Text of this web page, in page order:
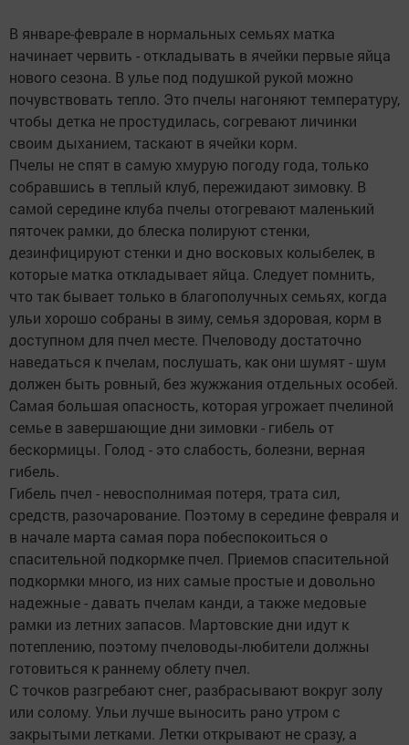
В январе-феврале в нормальных семьях матка
начинает червить - откладывать в ячейки первые яйца
нового сезона. В улье под подушкой рукой можно
почувствовать тепло. Это пчелы нагоняют температуру,
чтобы детка не простудилась, согревают личинки
своим дыханием, таскают в ячейки корм.
Пчелы не спят в самую хмурую погоду года, только
собравшись в теплый клуб, пережидают зимовку. В
самой середине клуба пчелы отогревают маленький
пяточек рамки, до блеска полируют стенки,
дезинфицируют стенки и дно восковых колыбелек, в
которые матка откладывает яйца. Следует помнить,
что так бывает только в благополучных семьях, когда
ульи хорошо собраны в зиму, семья здоровая, корм в
доступном для пчел месте. Пчеловоду достаточно
наведаться к пчелам, послушать, как они шумят - шум
должен быть ровный, без жужжания отдельных особей.
Самая большая опасность, которая угрожает пчелиной
семье в завершающие дни зимовки - гибель от
бескормицы. Голод - это слабость, болезни, верная
гибель.
Гибель пчел - невосполнимая потеря, трата сил,
средств, разочарование. Поэтому в середине февраля и
в начале марта самая пора побеспокоиться о
спасительной подкормке пчел. Приемов спасительной
подкормки много, из них самые простые и довольно
надежные - давать пчелам канди, а также медовые
рамки из летних запасов. Мартовские дни идут к
потеплению, поэтому пчеловоды-любители должны
готовиться к раннему облету пчел.
С точков разгребают снег, разбрасывают вокруг золу
или солому. Ульи лучше выносить рано утром с
закрытыми летками. Летки открывают не сразу, а